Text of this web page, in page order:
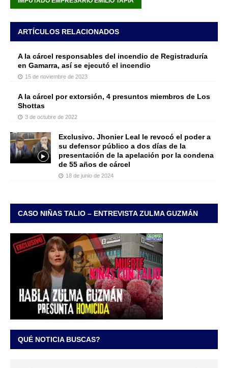
ARTÍCULOS RELACIONADOS
A la cárcel responsables del incendio de Registraduría
en Gamarra, así se ejecutó el incendio
15 de noviembre de 2023
A la cárcel por extorsión, 4 presuntos miembros de Los
Shottas
3 de octubre de 2022
Exclusivo. Jhonier Leal le revocó el poder a
su defensor público a dos días de la
presentación de la apelación por la condena
de 55 años de cárcel
18 de junio de 2024
CASO NIÑAS TALIO – ENTREVISTA ZULMA GUZMÁN
QUÉ NOTICIA BUSCAS?